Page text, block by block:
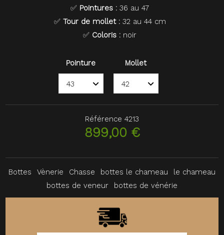
✅ Pointures : 36 au 47
✅ Tour de mollet :32 au 44 cm
✅ Coloris : noir
Pointure Mollet
Référence 4213
899,00 €
Bottes Vènerie Chasse bottes le chameau
le chameau
bottes de veneur
bottes de vénérie